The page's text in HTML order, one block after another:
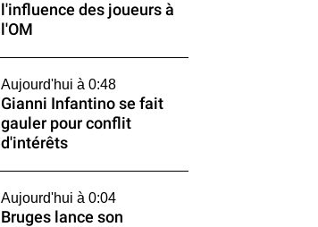
l'influence des joueurs à
l'OM
Aujourd'hui à 0:48
Gianni Infantino se fait
gauler pour conflit
d'intérêts
Aujourd'hui à 0:04
Bruges lance son